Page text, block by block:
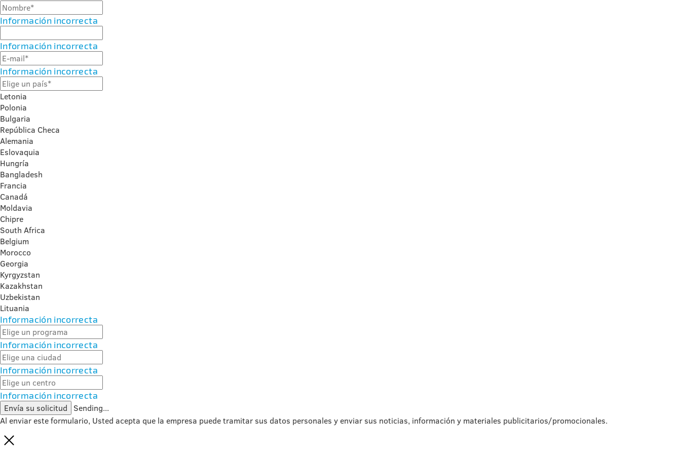
Información incorrecta
Información incorrecta
Información incorrecta
Letonia
Polonia
Bulgaria
República Checa
Alemania
Eslovaquia
Hungría
Bangladesh
Francia
Canadá
Moldavia
Chipre
South Africa
Belgium
Morocco
Georgia
Kyrgyzstan
Kazakhstan
Uzbekistan
Lituania
Información incorrecta
Información incorrecta
Información incorrecta
Información incorrecta
Envía su solicitud
Sending...
Al enviar este formulario, Usted acepta que la empresa puede tramitar sus datos personales y enviar sus noticias, información y materiales publicitarios/promocionales.